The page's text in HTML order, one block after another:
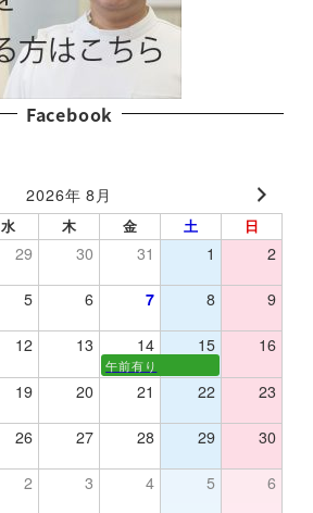
Facebook
2026年 8月
水 木 金 土 日
29 30 31 1 2
5 6 7 8 9
12 13 14 15 16
午前有り
19 20 21 22 23
26 27 28 29 30
2 3 4 5 6